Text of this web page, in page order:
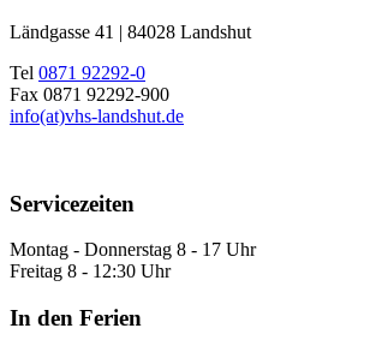
Ländgasse 41 | 84028 Landshut
Tel 0871 92292-0
Fax 0871 92292-900
info(at)vhs-landshut.de
Servicezeiten
Montag - Donnerstag 8 - 17 Uhr
Freitag 8 - 12:30 Uhr
In den Ferien